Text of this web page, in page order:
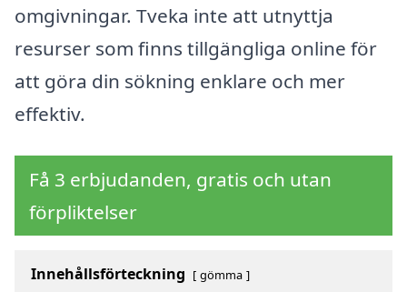
omgivningar. Tveka inte att utnyttja
resurser som finns tillgängliga online för
att göra din sökning enklare och mer
effektiv.
Få 3 erbjudanden, gratis och utan
förpliktelser
Innehållsförteckning gömma